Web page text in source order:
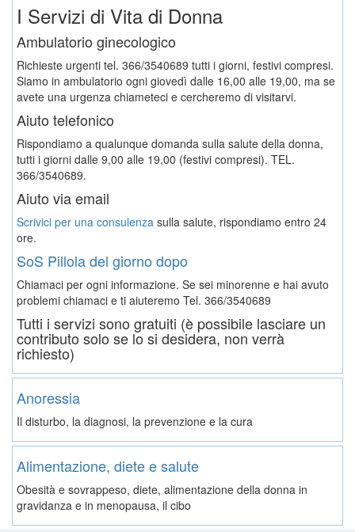
I Servizi di Vita di Donna
Ambulatorio ginecologico
Richieste urgenti tel. 366/3540689 tutti i giorni, festivi compresi.
Siamo in ambulatorio ogni giovedì dalle 16,00 alle 19,00, ma se
avete una urgenza chiameteci e cercheremo di visitarvi.
Aiuto telefonico
Rispondiamo a qualunque domanda sulla salute della donna,
tutti i giorni dalle 9,00 alle 19,00 (festivi compresi). TEL.
366/3540689.
Aiuto via email
Scrivici per una consulenza sulla salute, rispondiamo entro 24
ore.
SoS Pillola del giorno dopo
Chiamaci per ogni informazione. Se sei minorenne e hai avuto
problemi chiamaci e ti aiuteremo Tel. 366/3540689
Tutti i servizi sono gratuiti (è possibile lasciare un
contributo solo se lo si desidera, non verrà
richiesto)
Anoressia
Il disturbo, la diagnosi, la prevenzione e la cura
Alimentazione, diete e salute
Obesità e sovrappeso, diete, alimentazione della donna in
gravidanza e in menopausa, il cibo